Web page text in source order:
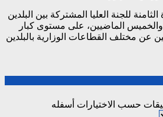
للجنة العليا المشتركة بين البلدين
والخميس الماضيين، على مستوى كبار
عن مختلف القطاعات الوزارية بالبلدين
حسب الاختيارات أسفله